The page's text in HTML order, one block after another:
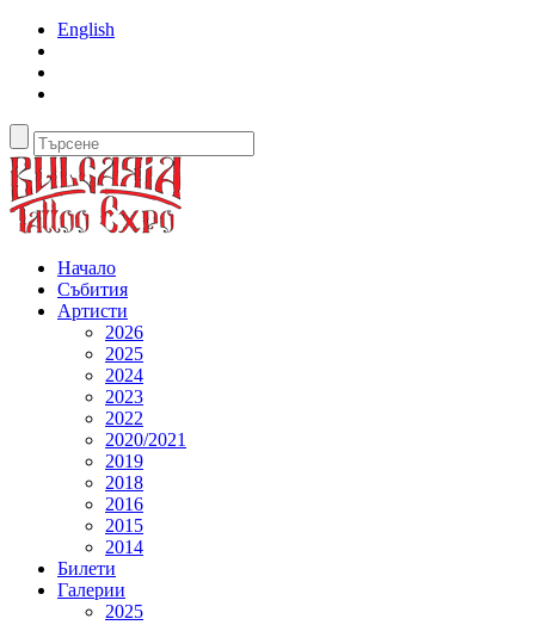
English
Начало
Събития
Артисти
2026
2025
2024
2023
2022
2020/2021
2019
2018
2016
2015
2014
Билети
Галерии
2025